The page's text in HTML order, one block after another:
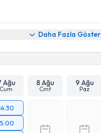
Daha Fazla Göster
Ağu
Cum
8 Ağu
Cmt
9 Ağu
Paz